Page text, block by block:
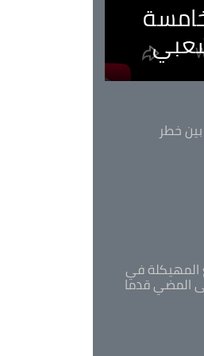
بين خطر
المهيكلة في
المضي قدما